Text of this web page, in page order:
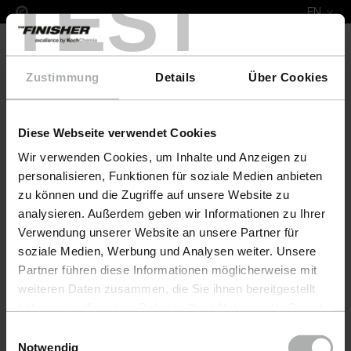
TEST
Zustimmung Details Über Cookies
Diese Webseite verwendet Cookies
Wir verwenden Cookies, um Inhalte und Anzeigen zu
personalisieren, Funktionen für soziale Medien anbieten
zu können und die Zugriffe auf unsere Website zu
analysieren. Außerdem geben wir Informationen zu Ihrer
Verwendung unserer Website an unsere Partner für
soziale Medien, Werbung und Analysen weiter. Unsere
Partner führen diese Informationen möglicherweise mit
weiteren Daten zusammen, die Sie ihnen bereitgestellt
Einstellungen zu den Cookies finden Sie unter
Notwendig
EN
COLOURLOCK Nubuk Fresh 1 L Natuzzi